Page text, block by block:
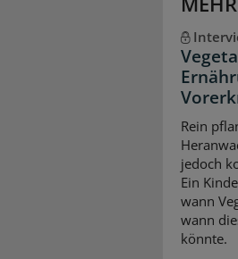
Rein
jedoch
Ein
wann
wann
könnte.